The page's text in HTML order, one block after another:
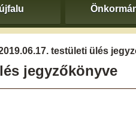
testületi ülés
jegyzőkönyve